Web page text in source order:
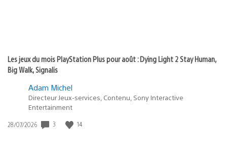
Les jeux du mois PlayStation Plus pour août : Dying Light 2 Stay Human,
Big Walk, Signalis
Adam Michel
Directeur Jeux-services, Contenu, Sony Interactive
Entertainment
Date
28/07/2026 3 14